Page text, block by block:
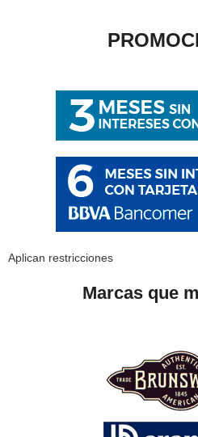
Aplican restricciones
Marcas que